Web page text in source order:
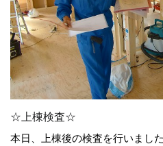
☆上棟検査☆
本日、上棟後の検査を行いまし